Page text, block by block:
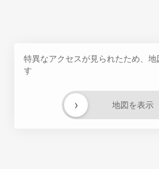
特異なアクセスが見られたため、
す
地図を表示
›